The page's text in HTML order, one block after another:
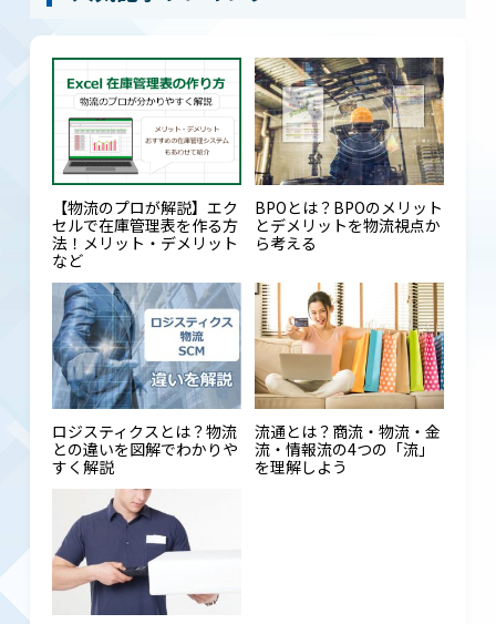
【物流のプロが解説】エク
セルで在庫管理表を作る方
法！メリット・デメリット
など
BPOとは？BPOのメリット
とデメリットを物流視点か
ら考える
ロジスティクスとは？物流
との違いを図解でわかりや
すく解説
流通とは？商流・物流・金
流・情報流の4つの「流」
を理解しよう